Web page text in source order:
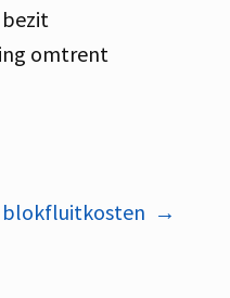
omtrent
blokfluitkosten →